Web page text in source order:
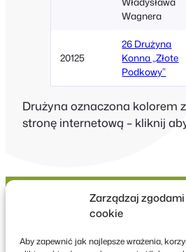
Zarządzaj
cookie
Aby zapewnić jak najlepsze wrażenia,
Wagnera
20125
26 Drużyna
Konna „Złote
Podkowy”
Drużyna oznaczona kolorem
stronę internetową – kliknij